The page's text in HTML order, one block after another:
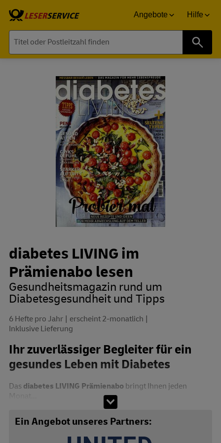
Angebote Hilfe
diabetes LIVING im
Prämienabo lesen
Gesundheitsmagazin rund um
Diabetesgesundheit und Tipps
6 Hefte pro Jahr
erscheint 2-monatlich
Inklusive Lieferung
Ihr zuverlässiger Begleiter für ein
gesundes Leben mit Diabetes
Das diabetes LIVING Prämienabo bringt Ihnen jeden
Abo zusammenstellen
Ein Angebot unseres Partners: